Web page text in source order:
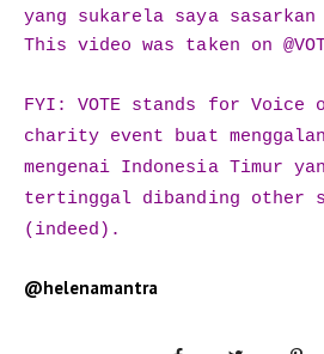
yang sukarela saya
This video was taken on
FYI: VOTE stands for Voice
charity event buat
mengenai Indonesia Timur
tertinggal dibanding other
(indeed).
@helenamantra